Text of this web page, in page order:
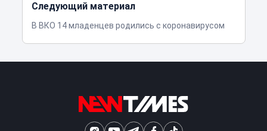
Следующий материал
В ВКО 14 младенцев родились с коронавирусом